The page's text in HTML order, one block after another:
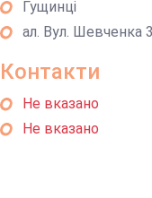
Гущинці
ал. Вул. Шевченка
Контакти
Не вказано
Не вказано